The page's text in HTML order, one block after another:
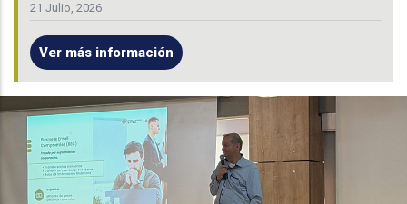
21 Julio, 2026
Ver más información